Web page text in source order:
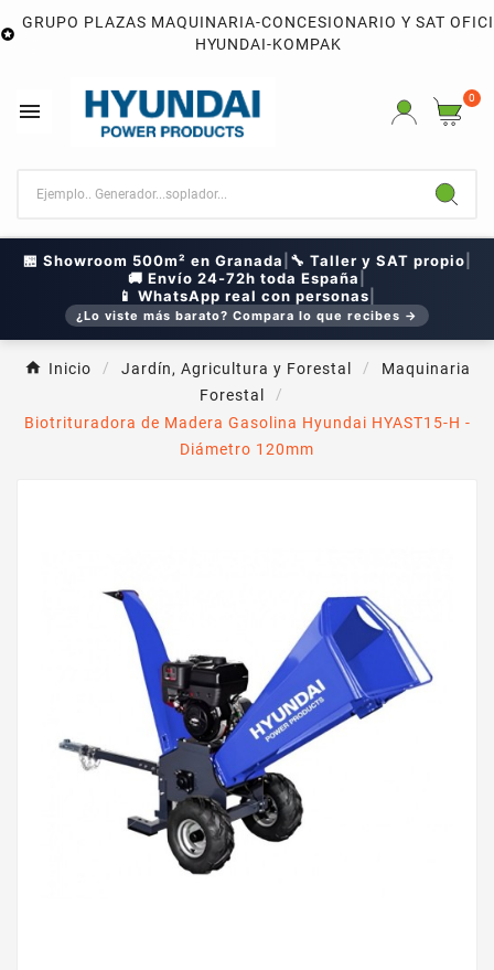

GRUPO PLAZAS MAQUINARIA-CONCESIONARIO Y SAT
HYUNDAI-KOMPAK

0
🏪 Showroom 500m² en Granada 🔧 Taller y SAT propio
🚚 Envío 24-72h toda España
📱 WhatsApp real con personas
¿Lo viste más barato? Compara lo que recibes →
Inicio Jardín, Agricultura y Forestal
Maquinaria
Forestal
Biotrituradora de Madera Gasolina Hyundai HYAST15-H -
Diámetro 120mm